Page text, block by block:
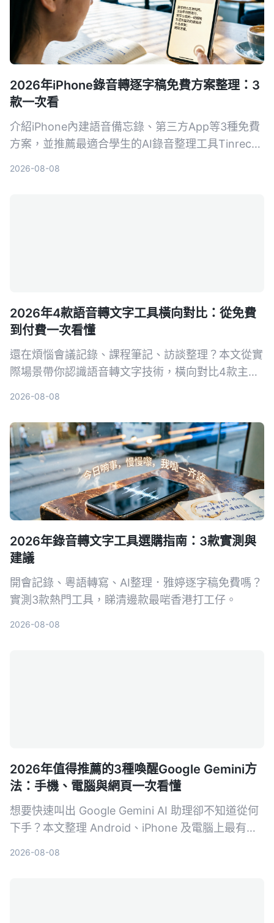
2026年iPhone錄音轉逐字稿免費方案整理：3
款一次看
介紹iPhone內建語音備忘錄、第三方App等3種免費
方案，並推薦最適合學生的AI錄音整理工具Tinrec，
2026-08-08
2026年4款語音轉文字工具橫向對比：從免費
到付費一次看懂
還在煩惱會議記錄、課程筆記、訪談整理？本文從實
際場景帶你認識語音轉文字技術，橫向對比4款主流
2026-08-08
2026年錄音轉文字工具選購指南：3款實測與
建議
開會記錄、粵語轉寫、AI整理．雅婷逐字稿免費嗎？
實測3款熱門工具，睇清邊款最啱香港打工仔。
2026-08-08
2026年值得推薦的3種喚醒Google Gemini方
法：手機、電腦與網頁一次看懂
想要快速叫出 Google Gemini AI 助理卻不知道從何
下手？本文整理 Android、iPhone 及電腦上最有效
2026-08-08